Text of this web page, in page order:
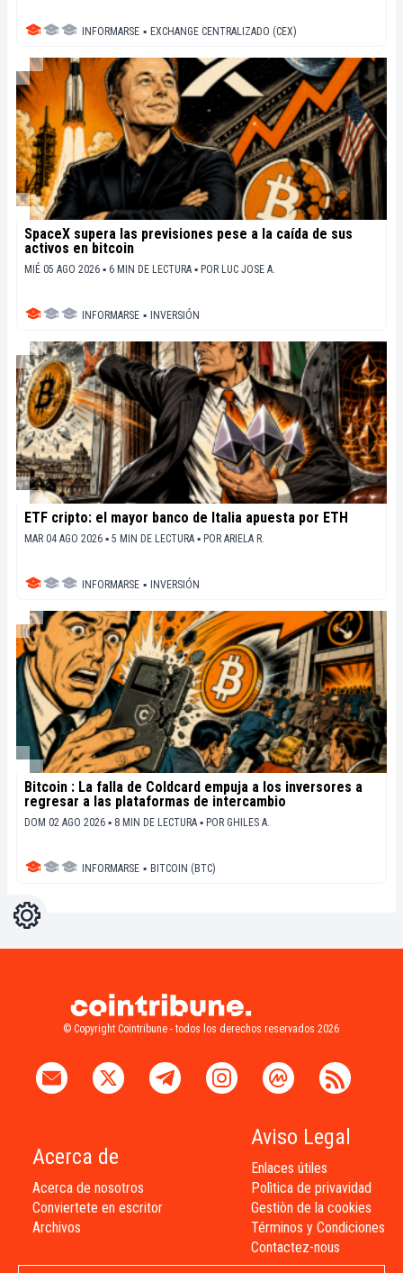
INFORMARSE ▪ EXCHANGE CENTRALIZADO (CEX)
SpaceX supera las previsiones pese a la caída de sus
activos en bitcoin
MIÉ 05 AGO 2026 ▪ 6 MIN DE LECTURA ▪ POR LUC JOSE A.
INFORMARSE ▪ INVERSIÓN
ETF cripto: el mayor banco de Italia apuesta por ETH
MAR 04 AGO 2026 ▪ 5 MIN DE LECTURA ▪ POR ARIELA R.
INFORMARSE ▪ INVERSIÓN
Bitcoin : La falla de Coldcard empuja a los inversores a
regresar a las plataformas de intercambio
DOM 02 AGO 2026 ▪ 8 MIN DE LECTURA ▪ POR GHILES A.
INFORMARSE ▪ BITCOIN (BTC)
Ajustes
© Copyright Cointribune - todos los derechos reservados 2026
Acerca de
Acerca de nosotros
Conviertete en escritor
Archivos
Aviso Legal
Enlaces útiles
Polìtica de privavidad
Gestiòn de la cookies
Términos y Condiciones
Contactez-nous